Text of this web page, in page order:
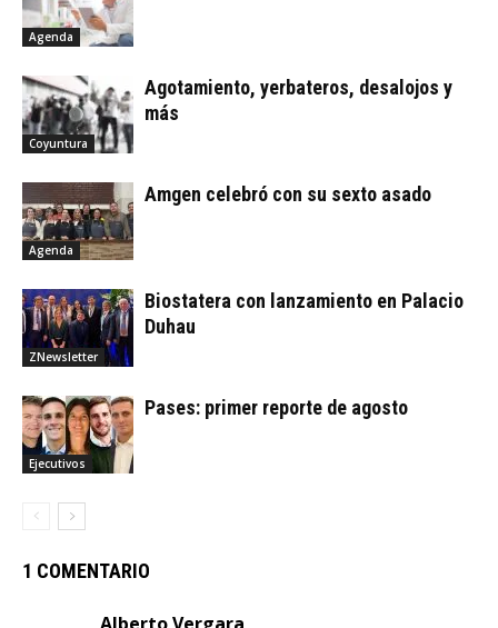
Agenda
Coyuntura
Agotamiento, yerbateros, desalojos y
más
Agenda
Amgen celebró con su sexto asado
ZNewsletter
Biostatera con lanzamiento en Palacio
Duhau
Ejecutivos
Pases: primer reporte de agosto
1 COMENTARIO